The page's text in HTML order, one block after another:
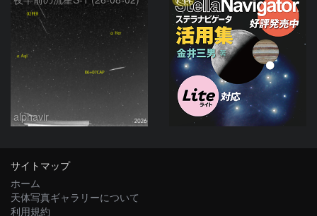
alphavir
サイトマップ
ホーム
天体写真ギャラリーについて
利用規約